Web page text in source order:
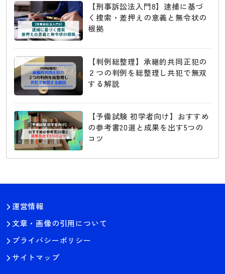
【刑事訴訟法入門8】逮捕に基づ
く捜索・差押えの意義と無令状の
根拠
【判例総整理】承継的共同正犯の
２つの判例を総整理し共犯で無双
する解説
【予備試験 初学者向け】おすすめ
の参考書20選と成果を出す5つの
コツ
運営情報
文章・画像の引用について
プライバシーポリシー
サイトマップ